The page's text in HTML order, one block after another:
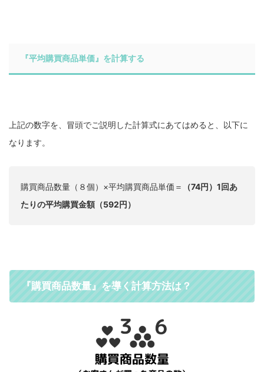
『平均購買商品単価』を計算する
上記の数字を、冒頭でご説明した計算式にあてはめると、以下に
なります。
購買商品数量（８個）×平均購買商品単価＝
（74円）1回あ
たりの平均購買金額（592円）
『購買商品数量』を導く計算方法は？